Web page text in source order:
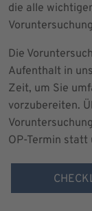
die alle
Die
Aufenthalt in
Zeit, um Sie
vorzubereiten.
OP-Termin statt